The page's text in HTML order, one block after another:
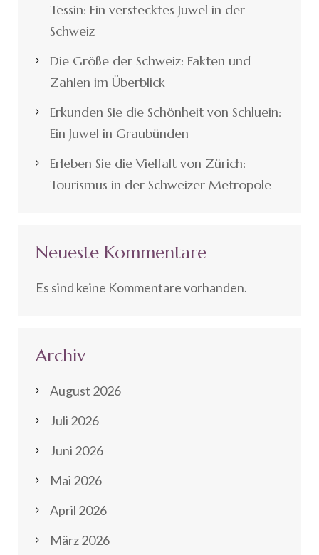
Tessin: Ein verstecktes Juwel in der
Schweiz
Die Größe der Schweiz: Fakten und
Zahlen im Überblick
Erkunden Sie die Schönheit von Schluein:
Ein Juwel in Graubünden
Erleben Sie die Vielfalt von Zürich:
Tourismus in der Schweizer Metropole
Neueste Kommentare
Es sind keine Kommentare vorhanden.
Archiv
August 2026
Juli 2026
Juni 2026
Mai 2026
April 2026
März 2026